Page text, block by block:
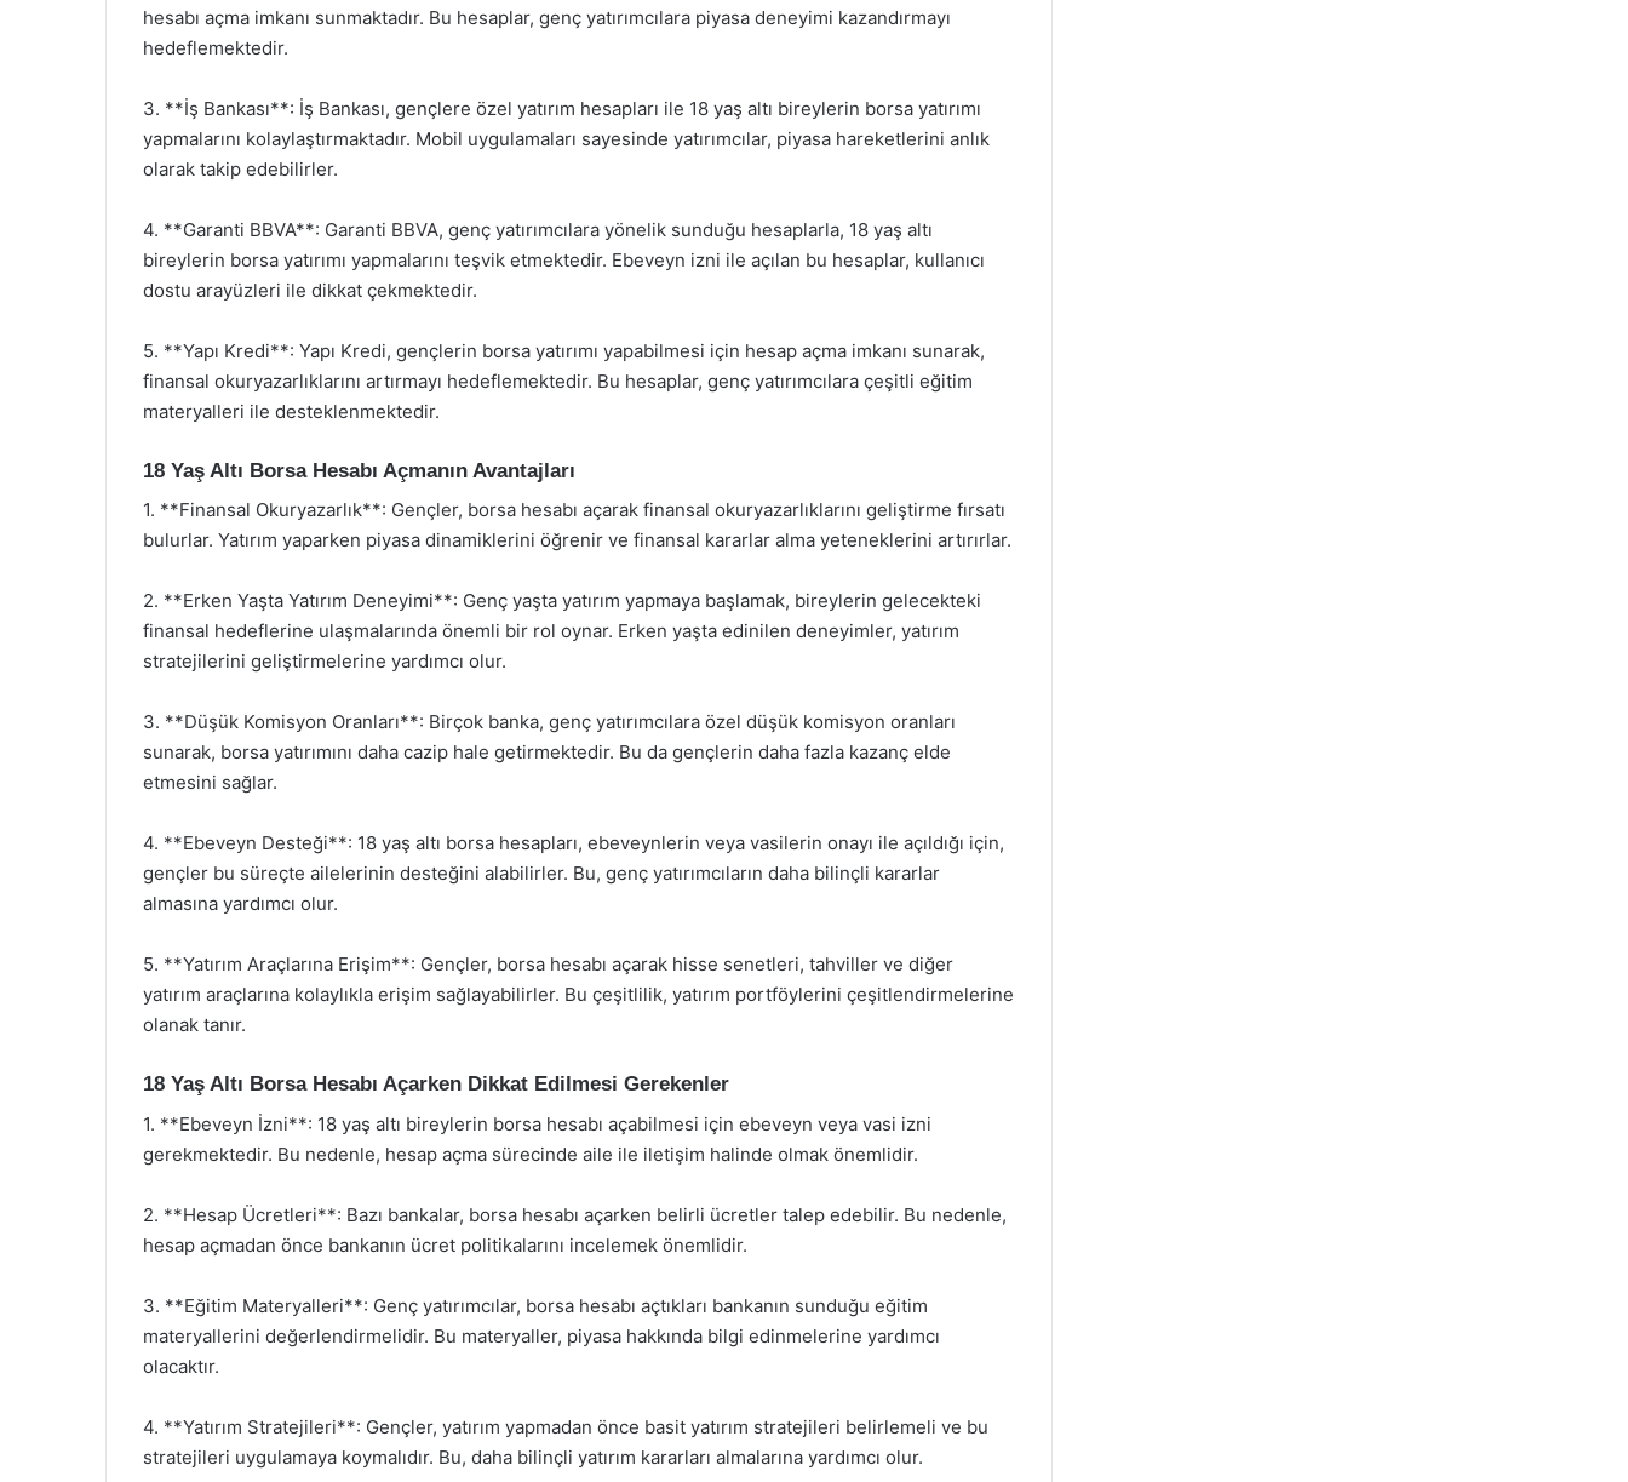
hesabı açma imkanı sunmaktadır. Bu hesaplar, genç yatırımcılara piyasa deneyimi kazandırmayı
hedeflemektedir.
3. **İş Bankası**: İş Bankası, gençlere özel yatırım hesapları ile 18 yaş altı bireylerin borsa yatırımı
yapmalarını kolaylaştırmaktadır. Mobil uygulamaları sayesinde yatırımcılar, piyasa hareketlerini anlık
olarak takip edebilirler.
4. **Garanti BBVA**: Garanti BBVA, genç yatırımcılara yönelik sunduğu hesaplarla, 18 yaş altı
bireylerin borsa yatırımı yapmalarını teşvik etmektedir. Ebeveyn izni ile açılan bu hesaplar, kullanıcı
dostu arayüzleri ile dikkat çekmektedir.
5. **Yapı Kredi**: Yapı Kredi, gençlerin borsa yatırımı yapabilmesi için hesap açma imkanı sunarak,
finansal okuryazarlıklarını artırmayı hedeflemektedir. Bu hesaplar, genç yatırımcılara çeşitli eğitim
materyalleri ile desteklenmektedir.
18 Yaş Altı Borsa Hesabı Açmanın Avantajları
1. **Finansal Okuryazarlık**: Gençler, borsa hesabı açarak finansal okuryazarlıklarını geliştirme fırsatı
bulurlar. Yatırım yaparken piyasa dinamiklerini öğrenir ve finansal kararlar alma yeteneklerini artırırlar.
2. **Erken Yaşta Yatırım Deneyimi**: Genç yaşta yatırım yapmaya başlamak, bireylerin gelecekteki
finansal hedeflerine ulaşmalarında önemli bir rol oynar. Erken yaşta edinilen deneyimler, yatırım
stratejilerini geliştirmelerine yardımcı olur.
3. **Düşük Komisyon Oranları**: Birçok banka, genç yatırımcılara özel düşük komisyon oranları
sunarak, borsa yatırımını daha cazip hale getirmektedir. Bu da gençlerin daha fazla kazanç elde
etmesini sağlar.
4. **Ebeveyn Desteği**: 18 yaş altı borsa hesapları, ebeveynlerin veya vasilerin onayı ile açıldığı için,
gençler bu süreçte ailelerinin desteğini alabilirler. Bu, genç yatırımcıların daha bilinçli kararlar
almasına yardımcı olur.
5. **Yatırım Araçlarına Erişim**: Gençler, borsa hesabı açarak hisse senetleri, tahviller ve diğer
yatırım araçlarına kolaylıkla erişim sağlayabilirler. Bu çeşitlilik, yatırım portföylerini çeşitlendirmelerine
olanak tanır.
18 Yaş Altı Borsa Hesabı Açarken Dikkat Edilmesi Gerekenler
1. **Ebeveyn İzni**: 18 yaş altı bireylerin borsa hesabı açabilmesi için ebeveyn veya vasi izni
gerekmektedir. Bu nedenle, hesap açma sürecinde aile ile iletişim halinde olmak önemlidir.
2. **Hesap Ücretleri**: Bazı bankalar, borsa hesabı açarken belirli ücretler talep edebilir. Bu nedenle,
hesap açmadan önce bankanın ücret politikalarını incelemek önemlidir.
3. **Eğitim Materyalleri**: Genç yatırımcılar, borsa hesabı açtıkları bankanın sunduğu eğitim
materyallerini değerlendirmelidir. Bu materyaller, piyasa hakkında bilgi edinmelerine yardımcı
olacaktır.
4. **Yatırım Stratejileri**: Gençler, yatırım yapmadan önce basit yatırım stratejileri belirlemeli ve bu
stratejileri uygulamaya koymalıdır. Bu, daha bilinçli yatırım kararları almalarına yardımcı olur.